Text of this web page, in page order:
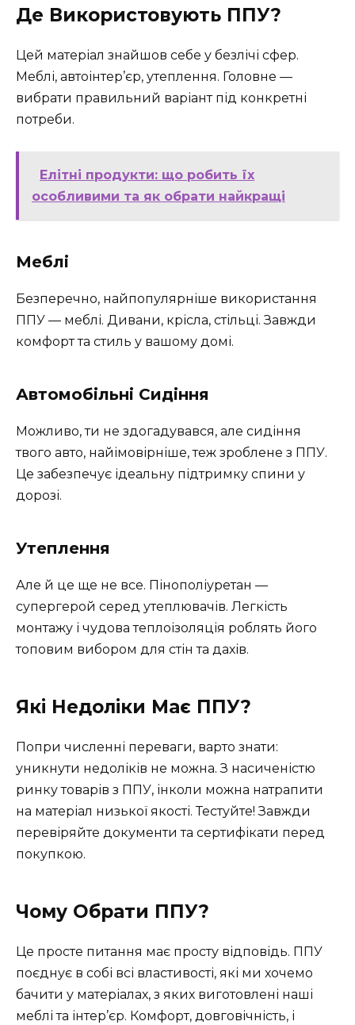
Де Використовують ППУ?
Цей матеріал знайшов себе у безлічі сфер.
Меблі, автоінтер’єр, утеплення. Головне —
вибрати правильний варіант під конкретні
потреби.
Елітні продукти: що робить їх
особливими та як обрати найкращі
Меблі
Безперечно, найпопулярніше використання
ППУ — меблі. Дивани, крісла, стільці. Завжди
комфорт та стиль у вашому домі.
Автомобільні Сидіння
Можливо, ти не здогадувався, але сидіння
твого авто, найімовірніше, теж зроблене з ППУ.
Це забезпечує ідеальну підтримку спини у
дорозі.
Утеплення
Але й це ще не все. Пінополіуретан —
супергерой серед утеплювачів. Легкість
монтажу і чудова теплоізоляція роблять його
топовим вибором для стін та дахів.
Які Недоліки Має ППУ?
Попри численні переваги, варто знати:
уникнути недоліків не можна. З насиченістю
ринку товарів з ППУ, інколи можна натрапити
на матеріал низької якості. Тестуйте! Завжди
перевіряйте документи та сертифікати перед
покупкою.
Чому Обрати ППУ?
Це просте питання має просту відповідь. ППУ
поєднує в собі всі властивості, які ми хочемо
бачити у матеріалах, з яких виготовлені наші
меблі та інтер’єр. Комфорт, довговічність, і